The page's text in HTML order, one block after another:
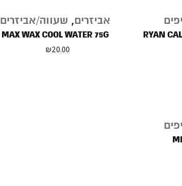
RYAN
אביזרים, שעווה/אביזרים
MAX WAX COOL WATER 75G
₪20.00